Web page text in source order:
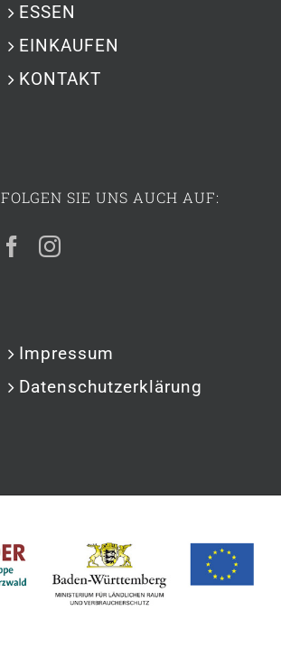
ESSEN
EINKAUFEN
KONTAKT
FOLGEN SIE UNS AUCH AUF:
Impressum
Datenschutzerklärung